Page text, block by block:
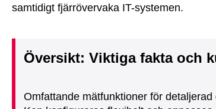
samtidigt fjärrövervaka IT-systemen.
Översikt: Viktiga fakta och
Omfattande mätfunktioner för